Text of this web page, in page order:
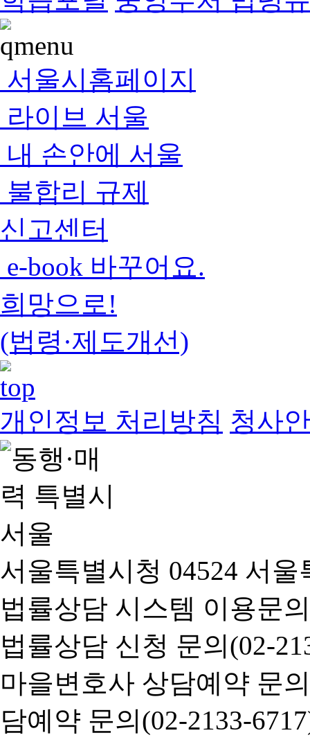
서울시홈페이지
라이브 서울
내 손안에 서울
불합리 규제
신고센터
e-book 바꾸어요.
희망으로!
(법령·제도개선)
개인정보 처리방침 청사
서울특별시청 04524 서
법률상담 시스템 이용문
법률상담 신청 문의(02-
마을변호사 상담예약 문
담예약 문의(02-2133-